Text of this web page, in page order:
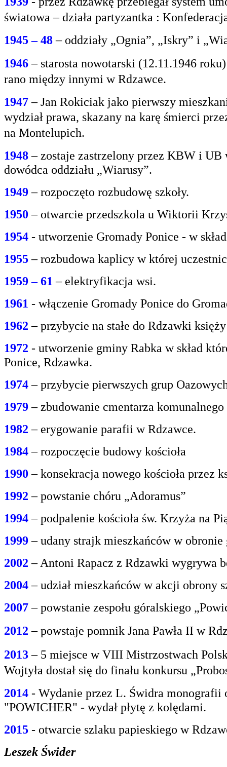
światowa – działa partyzantka :
1945 – 48– oddziały „Ognia”, „Iskry” i
1946– starosta nowotarski (12.11.1946
rano między innymi w Rdzawce.
1947 – Jan Rokiciak jako pierwszy
wydział prawa, skazany na karę śmierci
na Montelupich.
1948– zostaje zastrzelony przez KBW i
dowódca oddziału „Wiarusy”.
1949 – rozpoczęto rozbudowę szkoły.
1950 – otwarcie przedszkola u Wiktorii
1954 - utworzenie Gromady Ponice - w
1955 – rozbudowa kaplicy w której
1959 – 61 – elektryfikacja wsi.
1961 - włączenie Gromady Ponice do
1962 – przybycie na stałe do Rdzawki
1972 - utworzenie gminy Rabka w skład
Ponice, Rdzawka.
1974 – przybycie pierwszych grup
1979– zbudowanie cmentarza
1982 – erygowanie parafii w Rdzawce.
1984– rozpoczęcie budowy kościoła
1990 – konsekracja nowego kościoła przez
1992 – powstanie chóru „Adoramus”
1994– podpalenie kościoła św. Krzyża na
1999– udany strajk mieszkańców w
2002 – Antoni Rapacz z Rdzawki wygrywa
2004– udział mieszkańców w akcji obrony
2007– powstanie zespołu góralskiego
2012 – powstaje pomnik Jana Pawła II w
2013– 5 miejsce w VIII Mistrzostwach
Wojtyła dostał się do finału konkursu
2014 - Wydanie przez L. Świdra monografii
"POWICHER" - wydał płytę z kolędami.
2015 - otwarcie szlaku papieskiego w
Leszek Świder